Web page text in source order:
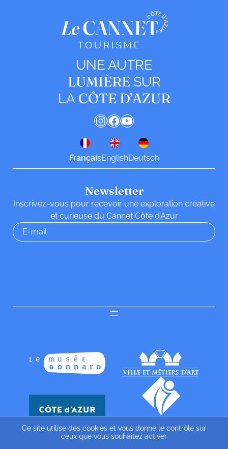
UNE AUTRE
LUMIÈRE SUR
LA CÔTE D’AZUR
Instagram
Facebook
YouTube
FrançaisEnglishDeutsch
Newsletter
Inscrivez-vous pour recevoir une exploration créative
et curieuse du Cannet Côte d’Azur
Ce site utilise des cookies et vous donne le contrôle sur
ceux que vous souhaitez activer